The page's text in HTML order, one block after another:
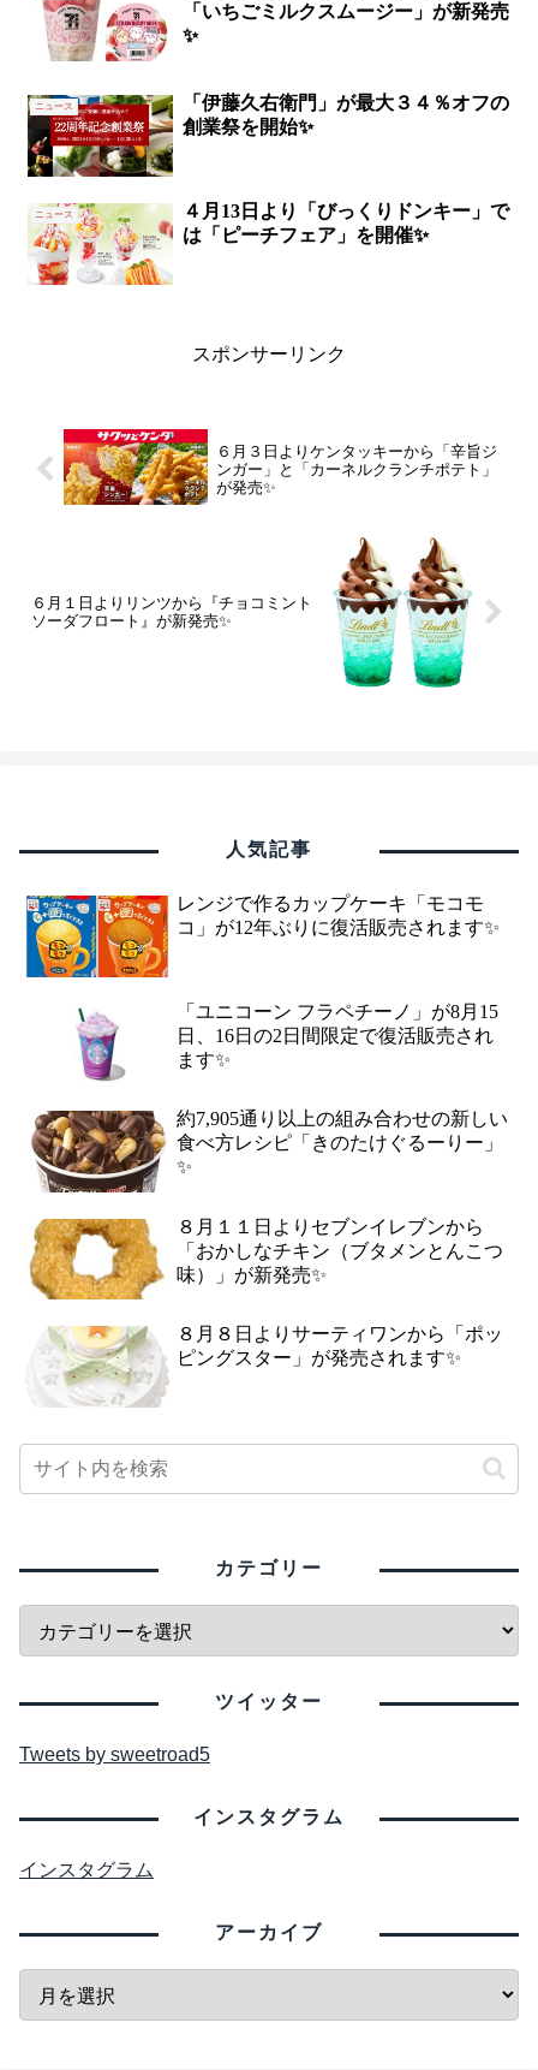
「いちごミルクスムージー」が新発売
✨
ニュース
「伊藤久右衛門」が最大３４％オフの
創業祭を開始✨
ニュース
４月13日より「びっくりドンキー」で
は「ピーチフェア」を開催✨
スポンサーリンク
６月３日よりケンタッキーから「辛旨ジ
ンガー」と「カーネルクランチポテト」
が発売✨
６月１日よりリンツから『チョコミント
ソーダフロート』が新発売✨
人気記事
レンジで作るカップケーキ「モコモ
コ」が12年ぶりに復活販売されます✨
「ユニコーン フラペチーノ」が8月15
日、16日の2日間限定で復活販売され
ます✨
約7,905通り以上の組み合わせの新しい
食べ方レシピ「きのたけぐるーりー」
✨
８月１１日よりセブンイレブンから
「おかしなチキン（ブタメンとんこつ
味）」が新発売✨
８月８日よりサーティワンから「ポッ
ピングスター」が発売されます✨
カテゴリー
ツイッター
Tweets by sweetroad5
インスタグラム
インスタグラム
アーカイブ